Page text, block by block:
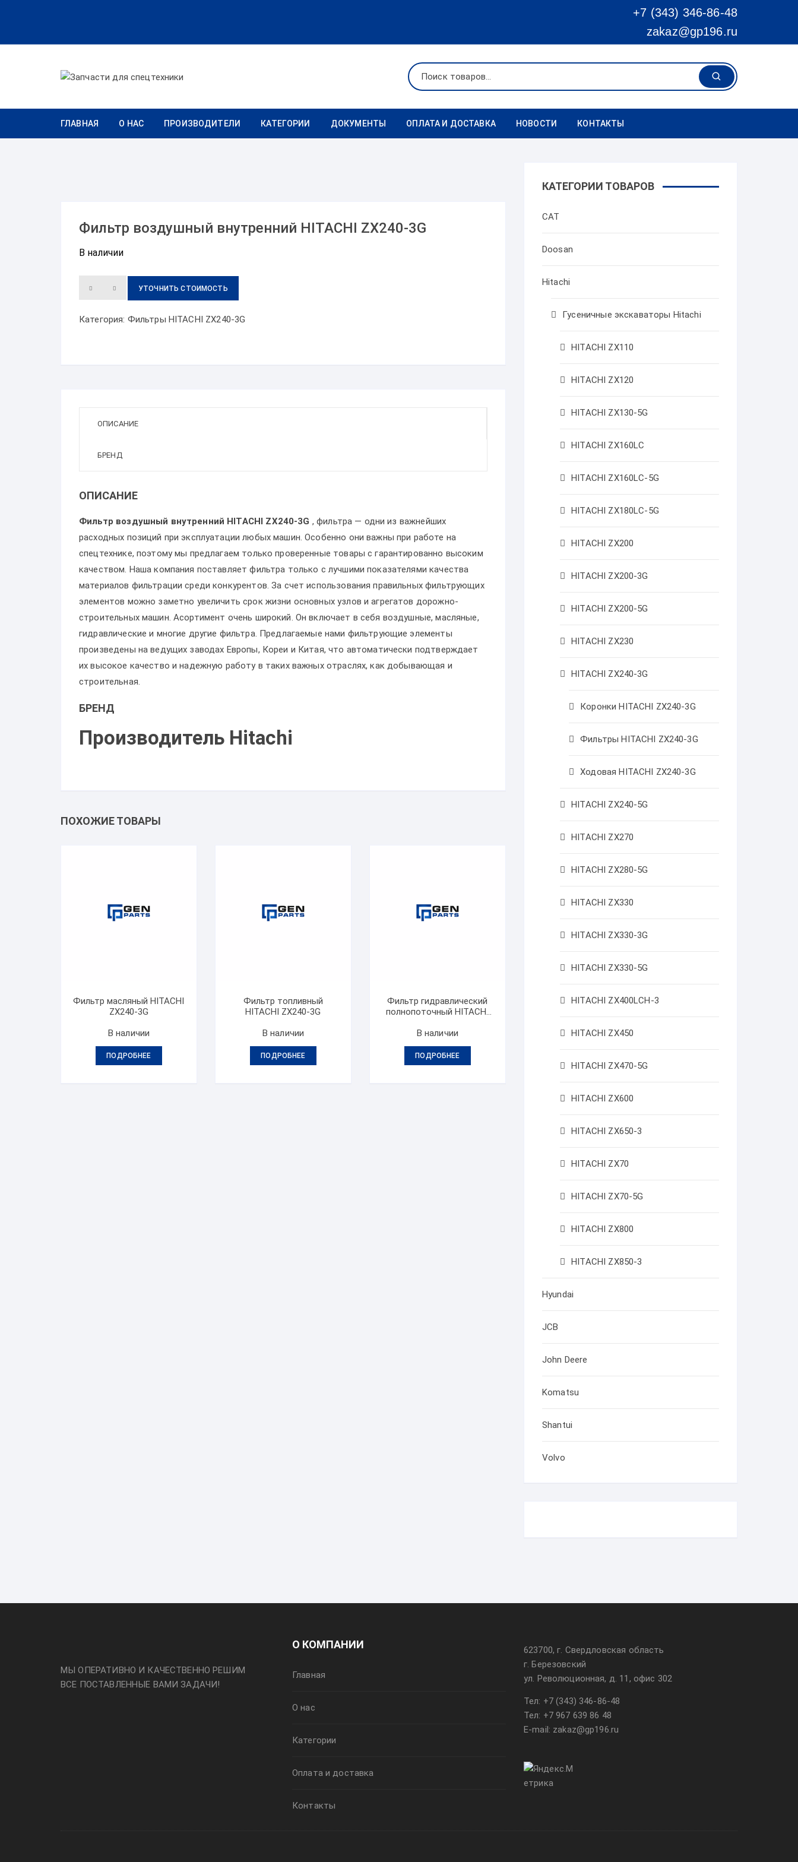
+7 (343) 346-86-48
zakaz@gp196.ru
ГЛАВНАЯ О НАС ПРОИЗВОДИТЕЛИ КАТЕГОРИИ ДОКУМЕНТЫ ОПЛАТА И ДОСТАВКА НОВОСТИ КОНТАКТЫ
Фильтр воздушный внутренний HITACHI ZX240-3G
В наличии
УТОЧНИТЬ СТОИМОСТЬ
Категория: Фильтры HITACHI ZX240-3G
ОПИСАНИЕ
БРЕНД
ОПИСАНИЕ
Фильтр воздушный внутренний HITACHI ZX240-3G , фильтра — одни из важнейших
расходных позиций при эксплуатации любых машин. Особенно они важны при работе на
спецтехнике, поэтому мы предлагаем только проверенные товары с гарантированно высоким
качеством. Наша компания поставляет фильтра только с лучшими показателями качества
материалов фильтрации среди конкурентов. За счет использования правильных фильтрующих
элементов можно заметно увеличить срок жизни основных узлов и агрегатов дорожно-
строительных машин. Асортимент очень широкий. Он включает в себя воздушные, масляные,
гидравлические и многие другие фильтра. Предлагаемые нами фильтрующие элементы
произведены на ведущих заводах Европы, Кореи и Китая, что автоматически подтверждает
их высокое качество и надежную работу в таких важных отраслях, как добывающая и
строительная.
БРЕНД
Производитель Hitachi
ПОХОЖИЕ ТОВАРЫ
Фильтр масляный HITACHI
ZX240-3G
В наличии
ПОДРОБНЕЕ
Фильтр топливный
HITACHI ZX240-3G
В наличии
ПОДРОБНЕЕ
Фильтр гидравлический
полнопоточный HITACHI
В наличии
ПОДРОБНЕЕ
КАТЕГОРИИ ТОВАРОВ
CAT
Doosan
Hitachi
Гусеничные экскаваторы Hitachi
HITACHI ZX110
HITACHI ZX120
HITACHI ZX130-5G
HITACHI ZX160LC
HITACHI ZX160LC-5G
HITACHI ZX180LC-5G
HITACHI ZX200
HITACHI ZX200-3G
HITACHI ZX200-5G
HITACHI ZX230
HITACHI ZX240-3G
Коронки HITACHI ZX240-3G
Фильтры HITACHI ZX240-3G
Ходовая HITACHI ZX240-3G
HITACHI ZX240-5G
HITACHI ZX270
HITACHI ZX280-5G
HITACHI ZX330
HITACHI ZX330-3G
HITACHI ZX330-5G
HITACHI ZX400LCH-3
HITACHI ZX450
HITACHI ZX470-5G
HITACHI ZX600
HITACHI ZX650-3
HITACHI ZX70
HITACHI ZX70-5G
HITACHI ZX800
HITACHI ZX850-3
Hyundai
JCB
John Deere
Komatsu
Shantui
Volvo
МЫ ОПЕРАТИВНО И КАЧЕСТВЕННО РЕШИМ
ВСЕ ПОСТАВЛЕННЫЕ ВАМИ ЗАДАЧИ!
О КОМПАНИИ
Главная
О нас
Категории
Оплата и доставка
Контакты
623700, г. Свердловская область
г. Березовский
ул. Революционная, д. 11, офис 302
Тел: +7 (343) 346-86-48
Тел: +7 967 639 86 48
E-mail: zakaz@gp196.ru